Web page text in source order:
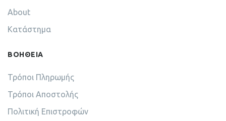
About
Κατάστημα
ΒΟΗΘΕΙΑ
Τρόποι Πληρωμής
Τρόποι Αποστολής
Πολιτική Επιστροφών